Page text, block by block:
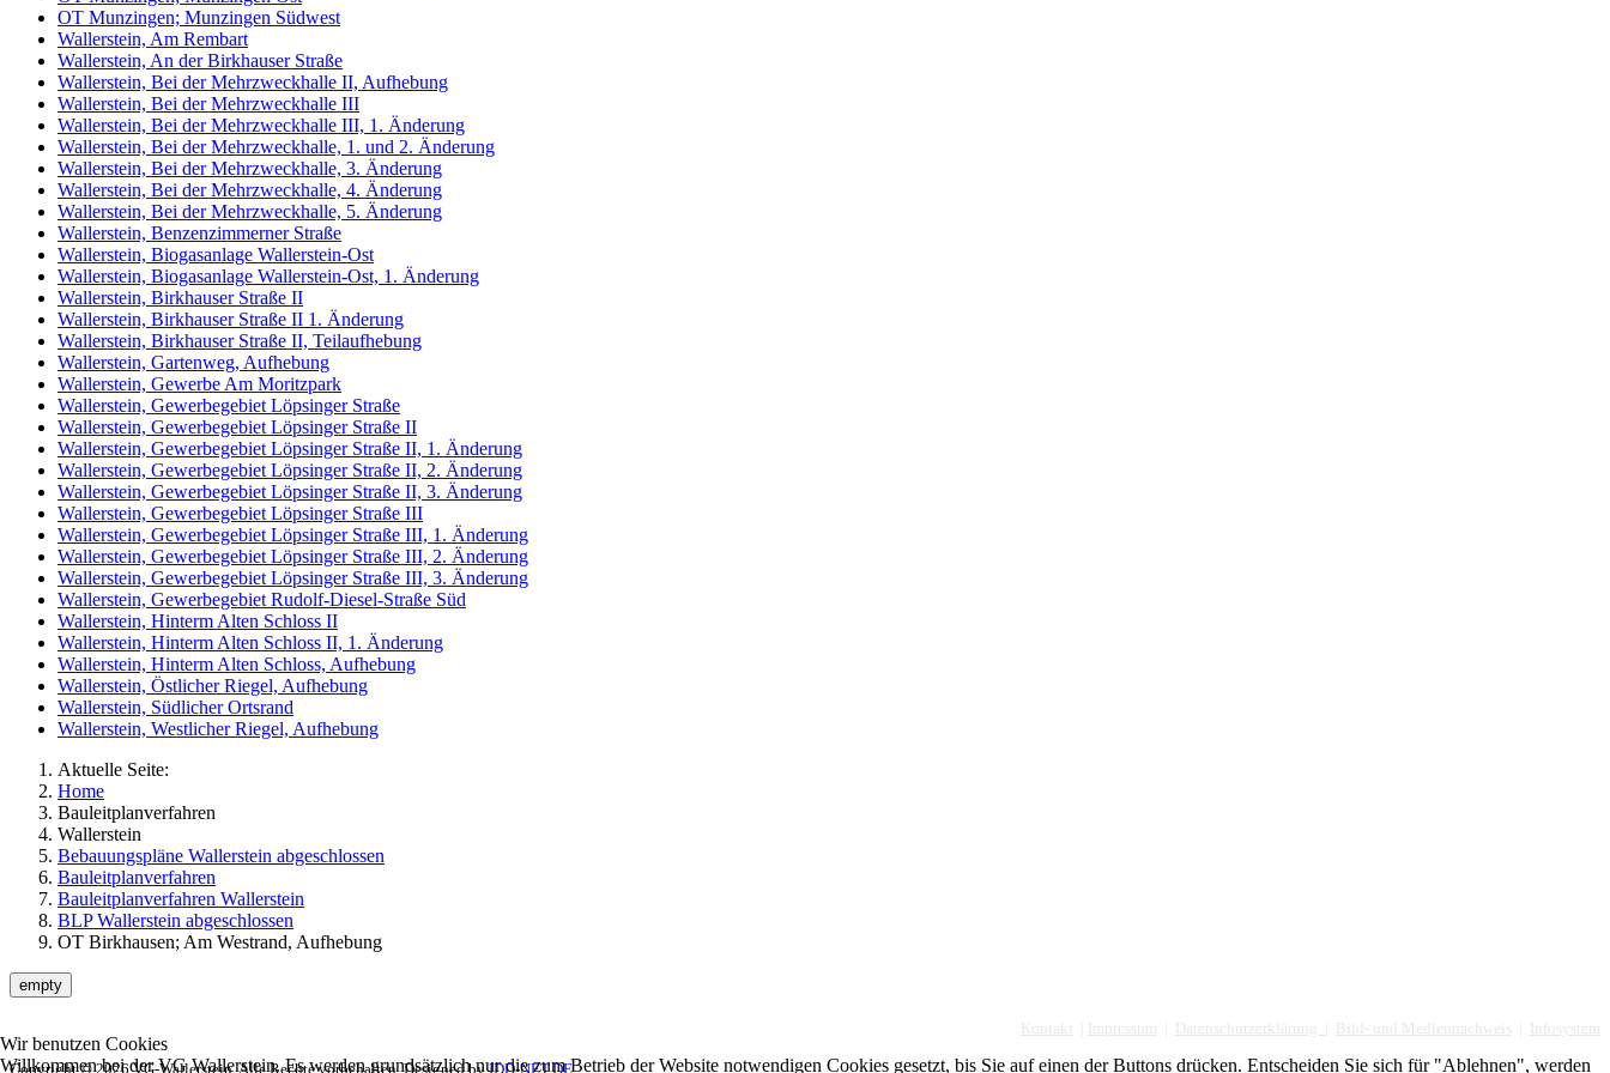
OT Munzingen; Munzingen Südwest
Wallerstein, Am Rembart
Wallerstein, An der Birkhauser Straße
Wallerstein, Bei der Mehrzweckhalle II, Aufhebung
Wallerstein, Bei der Mehrzweckhalle III
Wallerstein, Bei der Mehrzweckhalle III, 1. Änderung
Wallerstein, Bei der Mehrzweckhalle, 1. und 2. Änderung
Wallerstein, Bei der Mehrzweckhalle, 3. Änderung
Wallerstein, Bei der Mehrzweckhalle, 4. Änderung
Wallerstein, Bei der Mehrzweckhalle, 5. Änderung
Wallerstein, Benzenzimmerner Straße
Wallerstein, Biogasanlage Wallerstein-Ost
Wallerstein, Biogasanlage Wallerstein-Ost, 1. Änderung
Wallerstein, Birkhauser Straße II
Wallerstein, Birkhauser Straße II 1. Änderung
Wallerstein, Birkhauser Straße II, Teilaufhebung
Wallerstein, Gartenweg, Aufhebung
Wallerstein, Gewerbe Am Moritzpark
Wallerstein, Gewerbegebiet Löpsinger Straße
Wallerstein, Gewerbegebiet Löpsinger Straße II
Wallerstein, Gewerbegebiet Löpsinger Straße II, 1. Änderung
Wallerstein, Gewerbegebiet Löpsinger Straße II, 2. Änderung
Wallerstein, Gewerbegebiet Löpsinger Straße II, 3. Änderung
Wallerstein, Gewerbegebiet Löpsinger Straße III
Wallerstein, Gewerbegebiet Löpsinger Straße III, 1. Änderung
Wallerstein, Gewerbegebiet Löpsinger Straße III, 2. Änderung
Wallerstein, Gewerbegebiet Löpsinger Straße III, 3. Änderung
Wallerstein, Gewerbegebiet Rudolf-Diesel-Straße Süd
Wallerstein, Hinterm Alten Schloss II
Wallerstein, Hinterm Alten Schloss II, 1. Änderung
Wallerstein, Hinterm Alten Schloss, Aufhebung
Wallerstein, Östlicher Riegel, Aufhebung
Wallerstein, Südlicher Ortsrand
Wallerstein, Westlicher Riegel, Aufhebung
Aktuelle Seite:
Home
Bauleitplanverfahren
Wallerstein
Bebauungspläne Wallerstein abgeschlossen
Bauleitplanverfahren
Bauleitplanverfahren Wallerstein
BLP Wallerstein abgeschlossen
OT Birkhausen; Am Westrand, Aufhebung
empty
Kontakt Impressum Datenschutzerklärung Bild- und Mediennachweis Infosystem
Copyright © 2026 VG-Wallerstein. Alle Rechte vorbehalten.Designed byIDD-NET.DE
Wir benutzen Cookies
Willkommen bei der VG Wallerstein. Es werden grundsätzlich nur die zum Betrieb der Website notwendigen Cookies gesetzt, bis Sie auf einen der Buttons drücken. Entscheiden Sie sich für "Ablehnen", werden